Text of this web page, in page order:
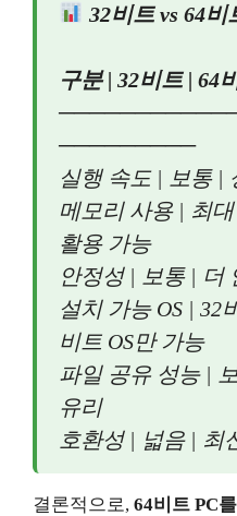
32비트 vs 64
구분 | 32비트 | 64
─────────
실행 속도 | 보통 |
메모리 사용 | 최
활용 가능
안정성 | 보통 | 더
설치 가능 OS | 32
비트 OS만 가능
파일 공유 성능 |
유리
호환성 | 넓음 | 최
결론적으로, 64비트 PC